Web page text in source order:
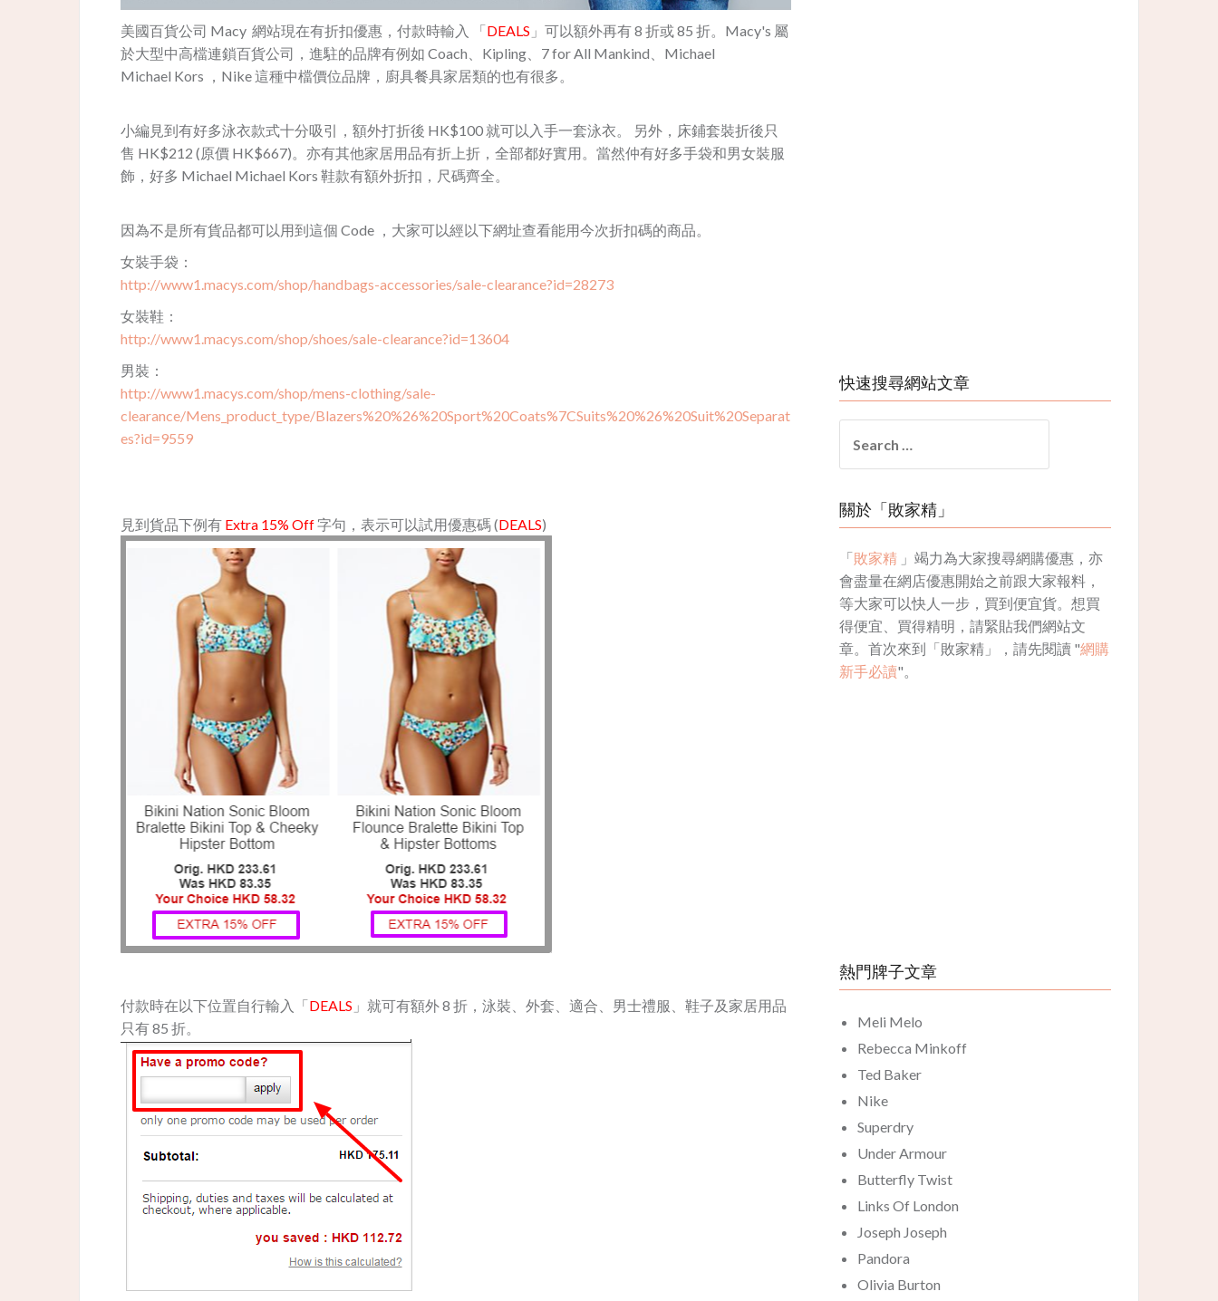
美國百貨公司 Macy 網站現在有折扣優惠，付款時輸入 「DEALS 」可以額外再有 8 折或 85 折。Macy's 屬
於大型中高檔連鎖百貨公司，進駐的品牌有例如 Coach、Kipling、7 for All Mankind、Michael
Michael Kors ，Nike 這種中檔價位品牌，廚具餐具家居類的也有很多。
小編見到有好多泳衣款式十分吸引，額外打折後 HK$100 就可以入手一套泳衣。 另外，床鋪套裝折後只
售 HK$212 (原價 HK$667)。亦有其他家居用品有折上折，全部都好實用。當然仲有好多手袋和男女裝服
飾，好多 Michael Michael Kors 鞋款有額外折扣，尺碼齊全。
因為不是所有貨品都可以用到這個 Code ，大家可以經以下網址查看能用今次折扣碼的商品。
女裝手袋：
http://www1.macys.com/shop/handbags-accessories/sale-clearance?id=28273
女裝鞋：
http://www1.macys.com/shop/shoes/sale-clearance?id=13604
男裝：
http://www1.macys.com/shop/mens-clothing/sale-
clearance/Mens_product_type/Blazers%20%26%20Sport%20Coats%7CSuits%20%26%20Suit%20Separat
es?id=9559
見到貨品下例有 Extra 15% Off字句，表示可以試用優惠碼 (DEALS)
付款時在以下位置自行輸入「DEALS 」就可有額外 8 折，泳裝、外套、適合、男士禮服、鞋子及家居用品
只有 85 折。
快速搜尋網站文章
for:
關於「敗家精」
「敗家精 」竭力為大家搜尋網購優惠，亦
會盡量在網店優惠開始之前跟大家報料，
等大家可以快人一步，買到便宜貨。想買
得便宜、買得精明，請緊貼我們網站文
章。首次來到「敗家精」，請先閱讀 "網購
新手必讀"。
熱門牌子文章
Meli Melo
Rebecca Minkoff
Ted Baker
Nike
Superdry
Under Armour
Butterfly Twist
Links Of London
Joseph Joseph
Pandora
Olivia Burton